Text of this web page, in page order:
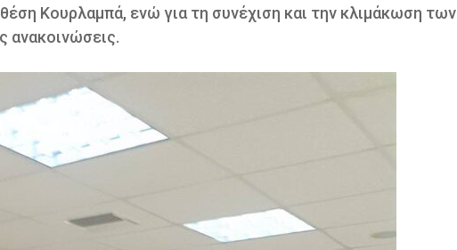
Κουρλαμπά, ενώ για τη συνέχιση και την κλιμάκωση των
ανακοινώσεις.